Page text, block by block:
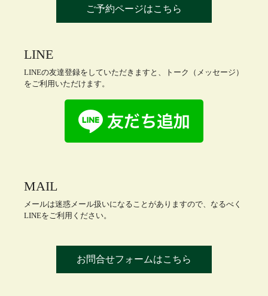
ご予約ページはこちら
LINE
LINEの友達登録をしていただきますと、トーク（メッセージ）
をご利用いただけます。
MAIL
メールは迷惑メール扱いになることがありますので、なるべく
LINEをご利用ください。
お問合せフォームはこちら